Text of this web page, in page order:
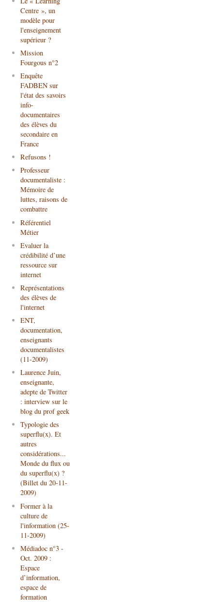
Centre », un
modèle pour
l'enseignement
supérieur ?
Mission
Fourgous n°2
Enquête
FADBEN sur
l'état des savoirs
info-
documentaires
des élèves du
secondaire en
France
Refusons !
Professeur
documentaliste :
Mémoire de
luttes, raisons de
combattre
Référentiel
Métier
Evaluer la
crédibilité d’une
ressource sur
internet
Représentations
des élèves de
l'internet
ENT,
documentation,
enseignants
documentalistes
(11-2009)
Laurence Juin,
enseignante,
adepte de Twitter
: interview sur le
blog du prof geek
Typologie des
superflu(x). Et
autres
considérations...
Monde du flux ou
du superflu(x) ?
(Billet du 20-11-
2009)
Former à la
culture de
l'information (25-
11-2009)
Médiadoc n°3 -
Oct. 2009 :
Espace
d’information,
espace de
formation